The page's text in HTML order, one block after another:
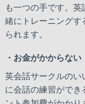
も一つの手です。
緒にトレーニングす
られます。
・お金がかからない
英会話サークルのい
に会話の練習がで